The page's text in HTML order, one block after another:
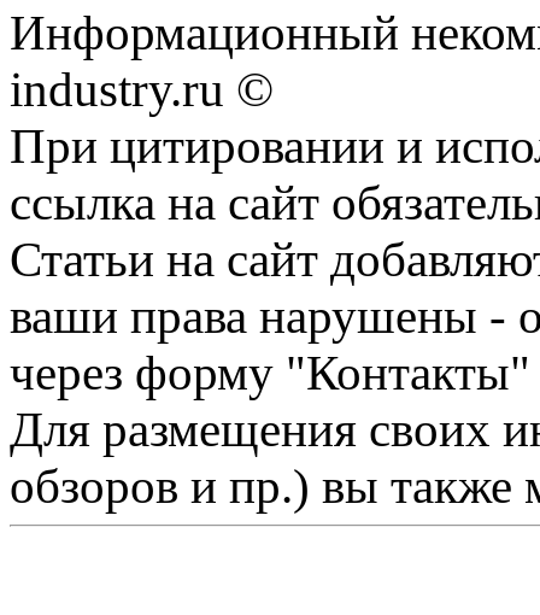
Информационный
industry.ru ©
При цитировании и
ссылка на сайт
Статьи на сайт
ваши права нарушены -
через форму "Контакты"
Для размещения своих
обзоров и пр.) вы также